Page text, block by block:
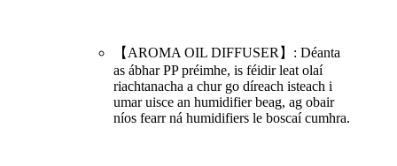
【AROMA OIL DIFFUSER】: Déanta
as ábhar PP préimhe, is féidir leat olaí
riachtanacha a chur go díreach isteach i
umar uisce an humidifier beag, ag obair
níos fearr ná humidifiers le boscaí cumhra.